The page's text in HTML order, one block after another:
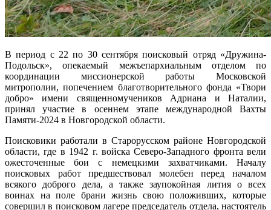
В период с 22 по 30 сентября поисковый отряд «Дружина-
Подольск», опекаемый межъепархиальным отделом по
координации миссионерской работы Московской
митрополии, попечением благотворительного фонда «Твори
добро» имени священномучеников Адриана и Наталии,
принял участие в осеннем этапе международной Вахты
Памяти-2024 в Новгородской области.
Поисковики работали в Старорусском районе Новгородской
области, где в 1942 г. войска Северо-Западного фронта вели
ожесточенные бои с немецкими захватчиками. Началу
поисковых работ предшествовал молебен перед началом
всякого доброго дела, а также заупокойная лития о всех
воинах на поле брани жизнь свою положивших, которые
совершил в поисковом лагере председатель отдела, настоятель